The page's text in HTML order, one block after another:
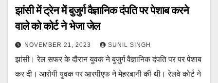
झांसी में ट्रेन में बुजुर्ग वैज्ञानिक दंपति पर पेशाब करने
वाले को कोर्ट ने भेजा जेल
NOVEMBER 21, 2023 SUNIL SINGH
झांसी। रेल सफर के दौरान युवक ने बुजुर्ग वैज्ञानिक दंपति पर पर पेशाब
कर दी। आरोपी युवक पर आरपीएफ ने मेहरबानी की थी। रेलवे कोर्ट ने